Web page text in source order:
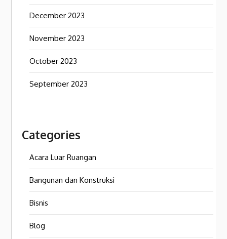
December 2023
November 2023
October 2023
September 2023
Categories
Acara Luar Ruangan
Bangunan dan Konstruksi
Bisnis
Blog